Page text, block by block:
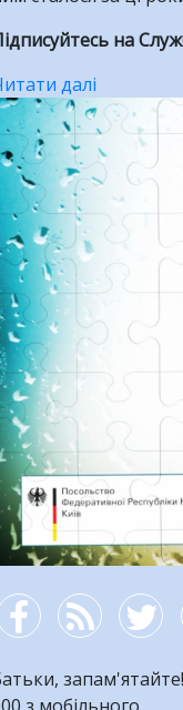
на
далі
Пошуки
тривали
понад
два